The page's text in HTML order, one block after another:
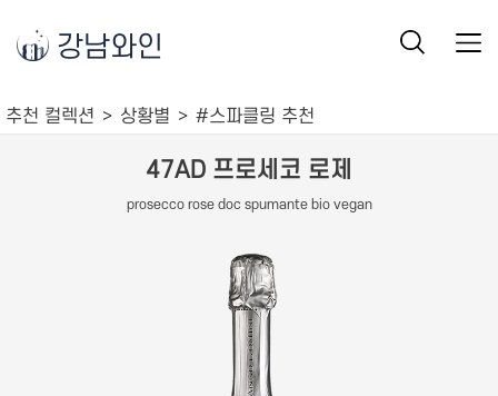
강남와인
추천 컬렉션 상황별 #스파클링 추천
47AD 프로세코 로제
prosecco rose doc spumante bio vegan